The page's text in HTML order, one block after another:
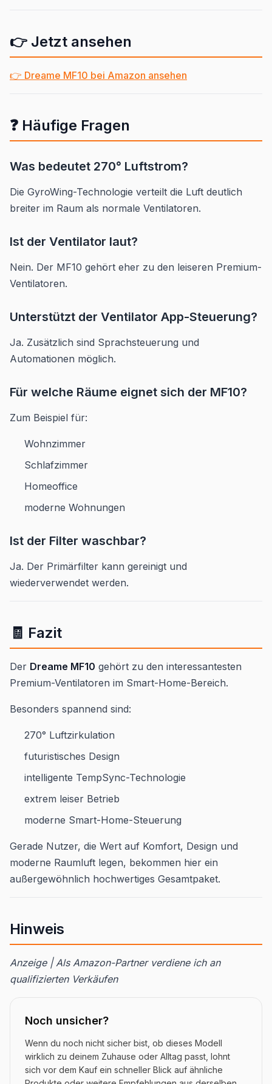
👉 Jetzt ansehen
👉 Dreame MF10 bei Amazon ansehen
❓ Häufige Fragen
Was bedeutet 270° Luftstrom?
Die GyroWing-Technologie verteilt die Luft deutlich
breiter im Raum als normale Ventilatoren.
Ist der Ventilator laut?
Nein. Der MF10 gehört eher zu den leiseren Premium-
Ventilatoren.
Unterstützt der Ventilator App-Steuerung?
Ja. Zusätzlich sind Sprachsteuerung und
Automationen möglich.
Für welche Räume eignet sich der MF10?
Zum Beispiel für:
Wohnzimmer
Schlafzimmer
Homeoffice
moderne Wohnungen
Ist der Filter waschbar?
Ja. Der Primärfilter kann gereinigt und
wiederverwendet werden.
🧾 Fazit
Der Dreame MF10 gehört zu den interessantesten
Premium-Ventilatoren im Smart-Home-Bereich.
Besonders spannend sind:
270° Luftzirkulation
futuristisches Design
intelligente TempSync-Technologie
extrem leiser Betrieb
moderne Smart-Home-Steuerung
Gerade Nutzer, die Wert auf Komfort, Design und
moderne Raumluft legen, bekommen hier ein
außergewöhnlich hochwertiges Gesamtpaket.
Hinweis
Anzeige | Als Amazon-Partner verdiene ich an
qualifizierten Verkäufen
Noch unsicher?
Wenn du noch nicht sicher bist, ob dieses Modell
wirklich zu deinem Zuhause oder Alltag passt, lohnt
sich vor dem Kauf ein schneller Blick auf ähnliche